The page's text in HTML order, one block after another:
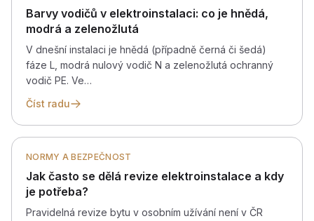
Barvy vodičů v elektroinstalaci: co je hnědá,
modrá a zelenožlutá
V dnešní instalaci je hnědá (případně černá či šedá)
fáze L, modrá nulový vodič N a zelenožlutá ochranný
vodič PE. Ve…
Číst radu
NORMY A BEZPEČNOST
Jak často se dělá revize elektroinstalace a kdy
je potřeba?
Pravidelná revize bytu v osobním užívání není v ČR